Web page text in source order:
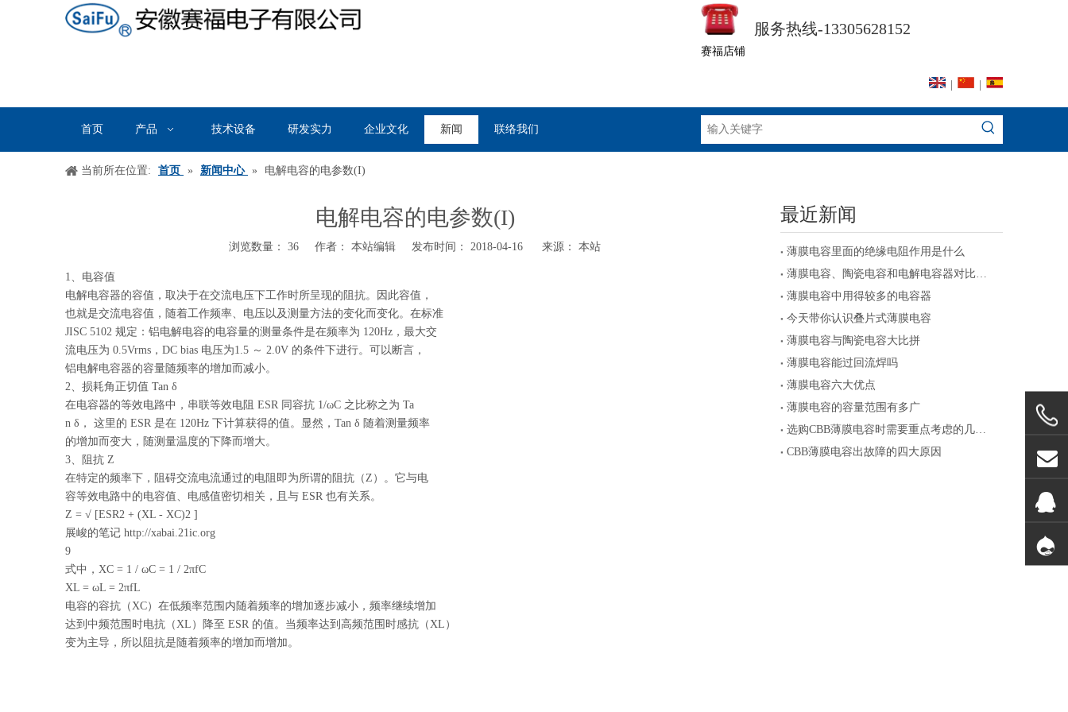
服务热线-13305628152
赛福店铺
首页 产品 技术设备 研发实力 企业文化 新闻 联络我们
当前所在位置: 首页 » 新闻中心 » 电解电容的电参数(I)
电解电容的电参数(I)
浏览数量： 36 作者： 本站编辑 发布时间： 2018-04-16 来源： 本站
["wechat","weibo","qzone","douban","email"]
1、电容值
电解电容器的容值，取决于在交流电压下工作时所呈现的阻抗。因此容值，
也就是交流电容值，随着工作频率、电压以及测量方法的变化而变化。在标准
JISC 5102 规定：铝电解电容的电容量的测量条件是在频率为 120Hz，最大交
流电压为 0.5Vrms，DC bias 电压为1.5 ～ 2.0V 的条件下进行。可以断言，
铝电解电容器的容量随频率的增加而减小。
2、损耗角正切值 Tan δ
在电容器的等效电路中，串联等效电阻 ESR 同容抗 1/ωC 之比称之为 Ta
n δ， 这里的 ESR 是在 120Hz 下计算获得的值。显然，Tan δ 随着测量频率
的增加而变大，随测量温度的下降而增大。
3、阻抗 Z
在特定的频率下，阻碍交流电流通过的电阻即为所谓的阻抗（Z）。它与电
容等效电路中的电容值、电感值密切相关，且与 ESR 也有关系。
Z = √ [ESR2 + (XL - XC)2 ]
展峻的笔记 http://xabai.21ic.org
9
式中， XC = 1 / ωC = 1 / 2πfC
XL = ωL = 2πfL
电容的容抗（XC）在低频率范围内随着频率的增加逐步减小，频率继续增加
达到中频范围时电抗（XL）降至 ESR 的值。当频率达到高频范围时感抗（XL）
变为主导，所以阻抗是随着频率的增加而增加。
最近新闻
薄膜电容里面的绝缘电阻作用是什么
薄膜电容、陶瓷电容和电解电容器对比及注意事项
薄膜电容中用得较多的电容器
今天带你认识叠片式薄膜电容
薄膜电容与陶瓷电容大比拼
薄膜电容能过回流焊吗
薄膜电容六大优点
薄膜电容的容量范围有多广
选购CBB薄膜电容时需要重点考虑的几个参数
CBB薄膜电容出故障的四大原因